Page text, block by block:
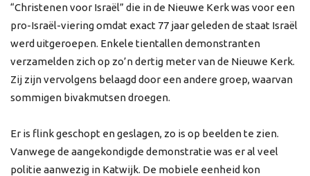
“Christenen voor Israël” die in de Nieuwe Kerk was voor een
pro-Israël-viering omdat exact 77 jaar geleden de staat Israël
werd uitgeroepen. Enkele tientallen demonstranten
verzamelden zich op zo’n dertig meter van de Nieuwe Kerk.
Zij zijn vervolgens belaagd door een andere groep, waarvan
sommigen bivakmutsen droegen.
Er is flink geschopt en geslagen, zo is op beelden te zien.
Vanwege de aangekondigde demonstratie was er al veel
politie aanwezig in Katwijk. De mobiele eenheid kon